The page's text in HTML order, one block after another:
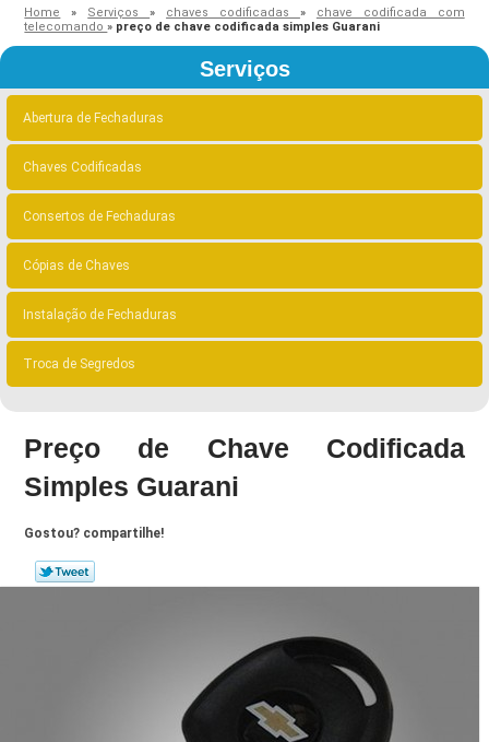
Home » Serviços» chaves codificadas » chave codificada com
telecomando» preço de chave codificada simples Guarani
Serviços
Abertura de Fechaduras
Chaves Codificadas
Consertos de Fechaduras
Cópias de Chaves
Instalação de Fechaduras
Troca de Segredos
Preço de Chave Codificada
Simples Guarani
Gostou? compartilhe!